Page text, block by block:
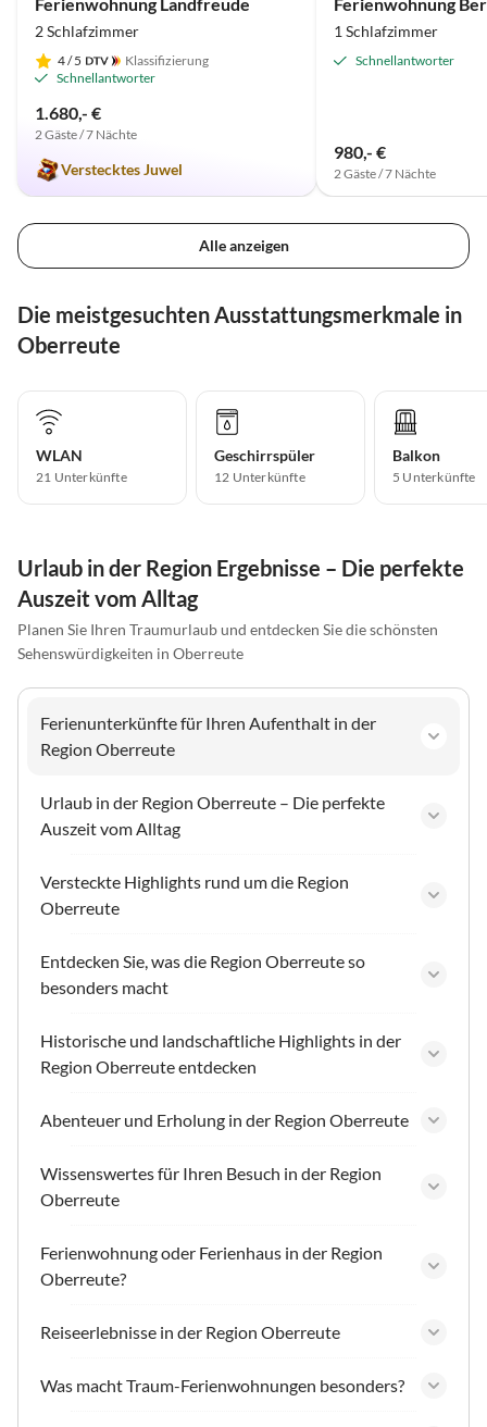
2 Schlafzimmer
4/ 5
Klassifizierung
Schnellantworter
1.680,- €
2 Gäste / 7 Nächte
Verstecktes Juwel
1 Schlafzimmer
Schnellantworter
980,- €
2 Gäste / 7 Nächte
Alle anzeigen
Die meistgesuchten Ausstattungsmerkmale in
Oberreute
WLAN
21 Unterkünfte
Geschirrspüler
12 Unterkünfte
Balkon
5 Unterkünfte
Urlaub in der Region Ergebnisse – Die perfekte
Auszeit vom Alltag
Planen Sie Ihren Traumurlaub und entdecken Sie die schönsten
Sehenswürdigkeiten in Oberreute
Ferienunterkünfte für Ihren Aufenthalt in der
Region Oberreute
Urlaub in der Region Oberreute – Die perfekte
Auszeit vom Alltag
Versteckte Highlights rund um die Region
Oberreute
Entdecken Sie, was die Region Oberreute so
besonders macht
Historische und landschaftliche Highlights in der
Region Oberreute entdecken
Abenteuer und Erholung in der Region Oberreute
Wissenswertes für Ihren Besuch in der Region
Oberreute
Ferienwohnung oder Ferienhaus in der Region
Oberreute?
Reiseerlebnisse in der Region Oberreute
Was macht Traum-Ferienwohnungen besonders?